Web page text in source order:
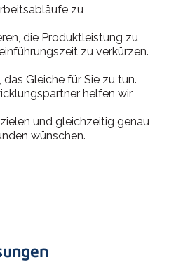
zu
die Produktleistung zu
zu verkürzen.
Gleiche für Sie zu tun.
helfen wir
und gleichzeitig genau
wünschen.